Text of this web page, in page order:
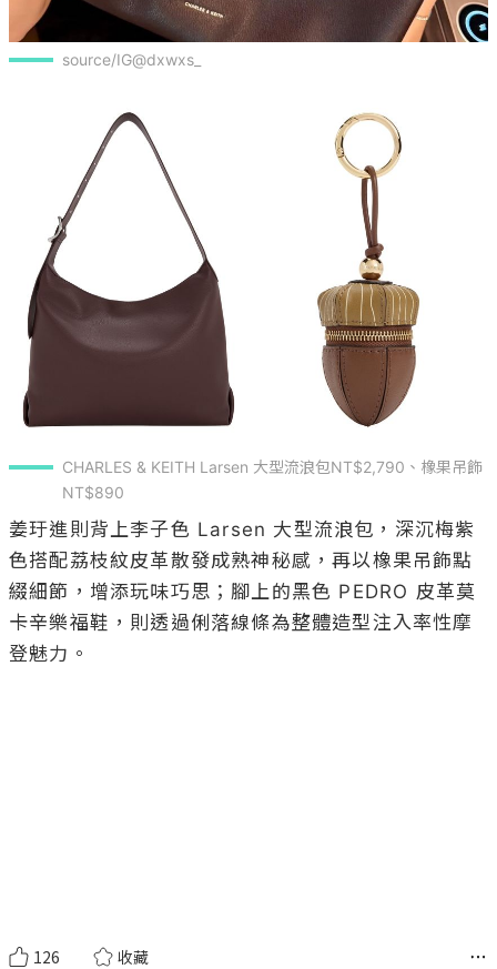
source/IG@dxwxs_
CHARLES & KEITH Larsen 大型流浪包NT$2,790、橡果吊飾
NT$890
姜玗進則背上李子色 Larsen 大型流浪包，深沉梅紫
色搭配荔枝紋皮革散發成熟神秘感，再以橡果吊飾點
綴細節，增添玩味巧思；腳上的黑色 PEDRO 皮革莫
卡辛樂福鞋，則透過俐落線條為整體造型注入率性摩
登魅力。
126 收藏